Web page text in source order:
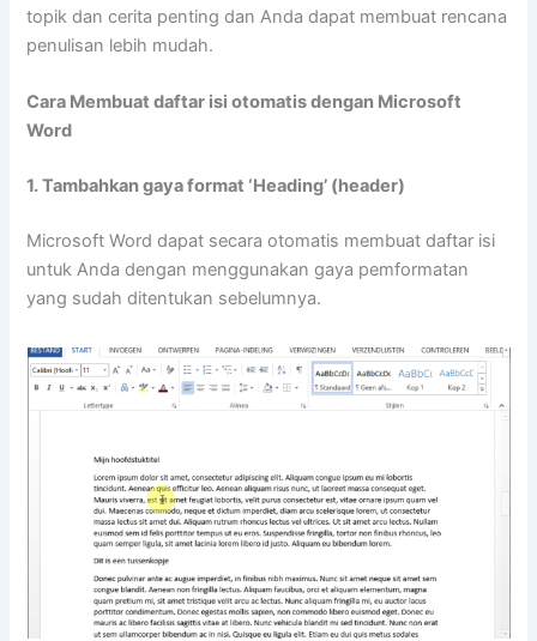
topik dan cerita penting dan Anda dapat membuat rencana
penulisan lebih mudah.
Cara Membuat daftar isi otomatis dengan Microsoft
Word
1. Tambahkan gaya format ‘Heading’ (header)
Microsoft Word dapat secara otomatis membuat daftar isi
untuk Anda dengan menggunakan gaya pemformatan
yang sudah ditentukan sebelumnya.